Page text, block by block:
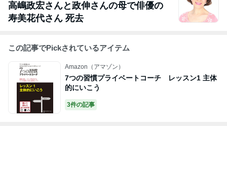
高嶋政宏さんと政伸さんの母で俳優の
寿美花代さん 死去
この記事でPickされているアイテム
Amazon（アマゾン）
7つの習慣プライベートコーチ レッスン1 主体
的にいこう
3件の記事